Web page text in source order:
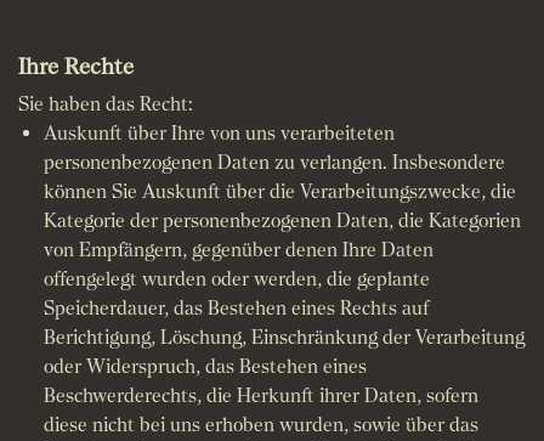
Ihre Rechte
Sie haben das Recht:
Auskunft über Ihre von uns verarbeiteten
personenbezogenen Daten zu verlangen. Insbesondere
können Sie Auskunft über die Verarbeitungszwecke, die
Kategorie der personenbezogenen Daten, die Kategorien
von Empfängern, gegenüber denen Ihre Daten
offengelegt wurden oder werden, die geplante
Speicherdauer, das Bestehen eines Rechts auf
Berichtigung, Löschung, Einschränkung der Verarbeitung
oder Widerspruch, das Bestehen eines
Beschwerderechts, die Herkunft ihrer Daten, sofern
diese nicht bei uns erhoben wurden, sowie über das